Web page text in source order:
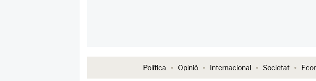
Política Opinió Internacional Societat